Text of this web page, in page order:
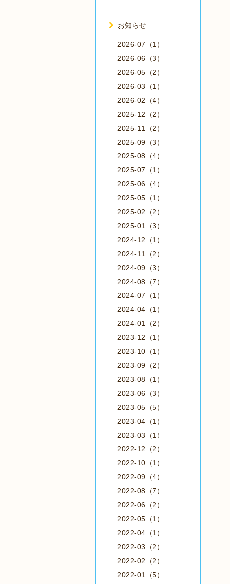
お知らせ
2026-07（1）
2026-06（3）
2026-05（2）
2026-03（1）
2026-02（4）
2025-12（2）
2025-11（2）
2025-09（3）
2025-08（4）
2025-07（1）
2025-06（4）
2025-05（1）
2025-02（2）
2025-01（3）
2024-12（1）
2024-11（2）
2024-09（3）
2024-08（7）
2024-07（1）
2024-04（1）
2024-01（2）
2023-12（1）
2023-10（1）
2023-09（2）
2023-08（1）
2023-06（3）
2023-05（5）
2023-04（1）
2023-03（1）
2022-12（2）
2022-10（1）
2022-09（4）
2022-08（7）
2022-06（2）
2022-05（1）
2022-04（1）
2022-03（2）
2022-02（2）
2022-01（5）